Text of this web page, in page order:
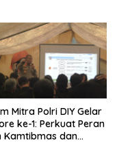
Mitra Polri DIY Gelar
ke-1: Perkuat Peran
Kamtibmas dan